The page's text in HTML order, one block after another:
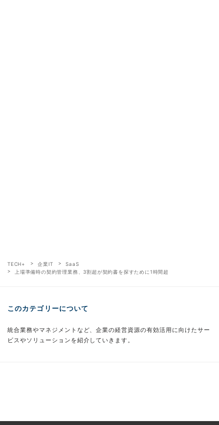
TECH+ 企業IT
SaaS
上場準備時の契約管理業務、3割超が契約書を探すために1時間超
このカテゴリーについて
統合業務やマネジメントなど、企業の経営資源の有効活用に向けたサー
ビスやソリューションを紹介していきます。